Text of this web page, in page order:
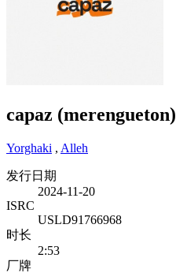
capaz (merengueton)
Yorghaki , Alleh
发行日期
2024-11-20
ISRC
USLD91766968
时长
2:53
厂牌